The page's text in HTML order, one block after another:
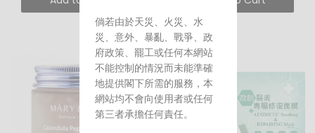
胺維他命C亮白面膜 (一盒
Mask 頂級艾地苯黑莓複
合精華面膜 (一盒 20 片)
倘若由於天災、火災、水
災、意外、暴亂、戰爭、政
府政策、罷工或任何本網站
不能控制的情況而未能準確
地提供閣下所需的服務，本
網站均不會向使用者或任何
第三者承擔任何責任。